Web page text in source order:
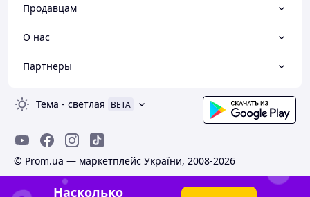
Продавцам
О нас
Партнеры
Тема - светлая BETA
© Prom.ua — маркетплейс України, 2008-2026
Насколько